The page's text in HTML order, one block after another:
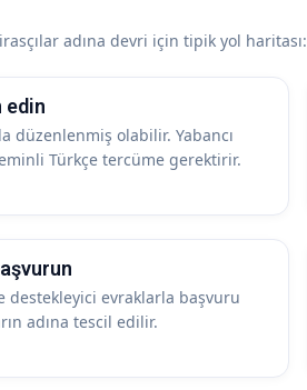
adına devri için tipik yol haritası:
edin
düzenlenmiş olabilir. Yabancı
Türkçe tercüme gerektirir.
destekleyici evraklarla başvuru
adına tescil edilir.